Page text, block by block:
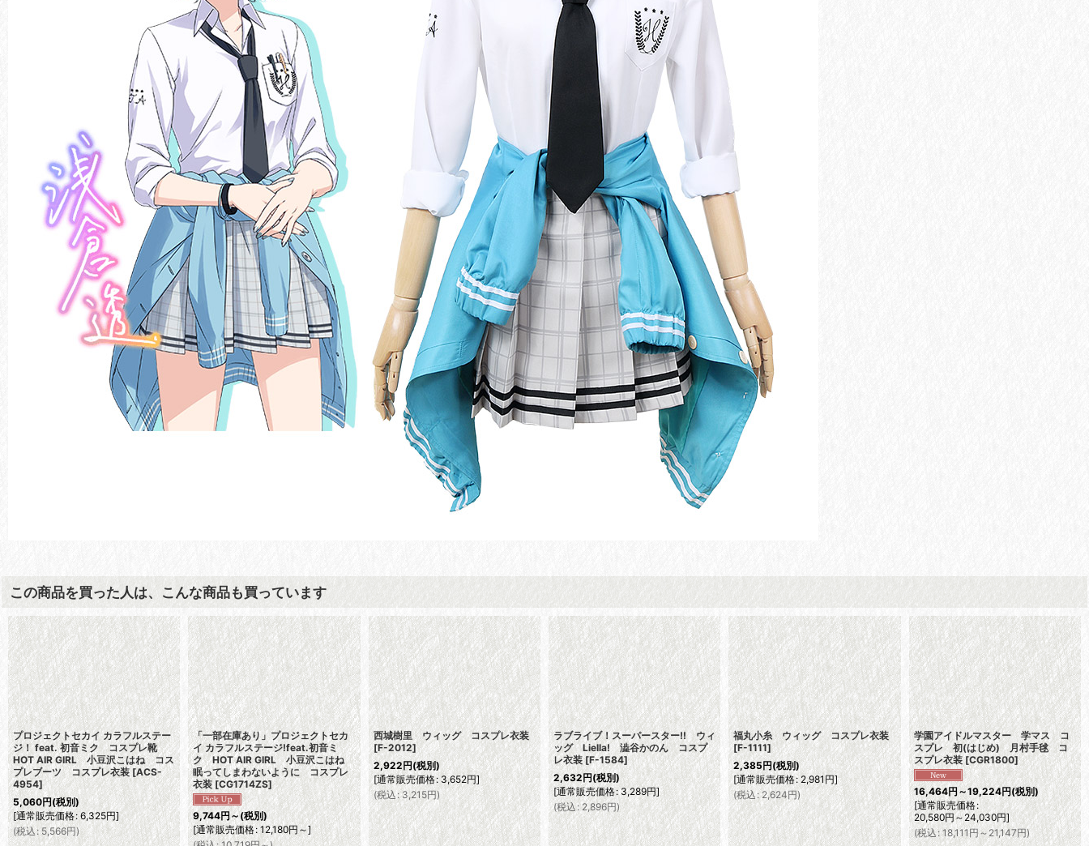
この商品を買った人は、こんな商品も買っています
プロジェクトセカイ カラフルステー
ジ！ feat. 初音ミク コスプレ靴
HOT AIR GIRL 小豆沢こはね コス
プレブーツ コスプレ衣装 [ACS-
4954]
5,060円(税別)
[通常販売価格: 6,325円]
(税込: 5,566円)
「一部在庫あり」プロジェクトセカ
イ カラフルステージ!feat.初音ミ
ク HOT AIR GIRL 小豆沢こはね
眠ってしまわないように コスプレ
衣装 [CG1714ZS]
9,744円～(税別)
[通常販売価格: 12,180円 ～]
西城樹里 ウィッグ コスプレ衣装
[F-2012]
2,922円(税別)
[通常販売価格: 3,652円]
(税込: 3,215円)
ラブライブ！スーパースター!! ウィ
ッグ Liella! 澁谷かのん コスプ
レ衣装 [F-1584]
2,632円(税別)
[通常販売価格: 3,289円]
(税込: 2,896円)
福丸小糸 ウィッグ コスプレ衣装
[F-1111]
2,385円(税別)
[通常販売価格: 2,981円]
(税込 : 2,624円)
学園アイドルマスター 学マス コ
スプレ 初(はじめ) 月村手毬 コ
スプレ衣装 [CGR1800]
16,464円～19,224円(税別)
[通常販売価格:
20,580円～24,030円]
(税込: 18,111円～21,147円)